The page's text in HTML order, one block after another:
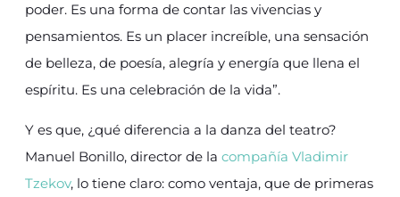
poder. Es una forma de contar las vivencias y
pensamientos. Es un placer increíble, una sensación
de belleza, de poesía, alegría y energía que llena el
espíritu. Es una celebración de la vida”.
Y es que, ¿qué diferencia a la danza del teatro?
Manuel Bonillo, director de la compañía Vladimir
Tzekov, lo tiene claro: como ventaja, que de primeras